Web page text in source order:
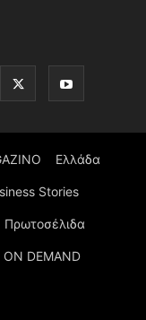
Ελλάδα
Stories
Πρωτοσέλιδα
DEMAND